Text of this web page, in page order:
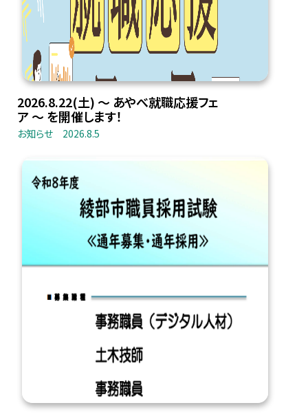
2026.8.22(土) 〜 あやべ就職応援フェ
ア 〜 を開催します！
お知らせ 2026.8.5